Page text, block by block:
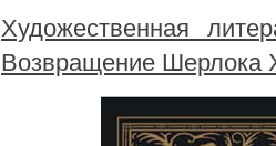
Художественная
Возвращение Шерлока